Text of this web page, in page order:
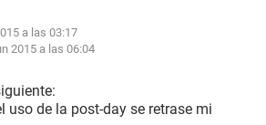
a las 03:17
2015 a las 06:04
uso de la post-day se retrase mi